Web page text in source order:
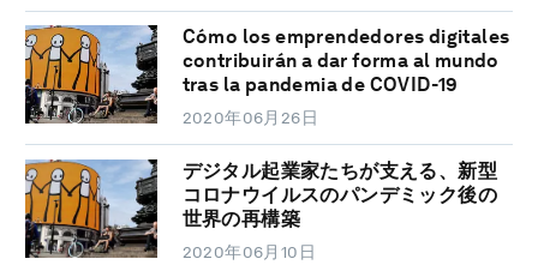
Cómo los emprendedores digitales
contribuirán a dar forma al mundo
tras la pandemia de COVID-19
2020年06月26日
デジタル起業家たちが支える、新型
コロナウイルスのパンデミック後の
世界の再構築
2020年06月10日